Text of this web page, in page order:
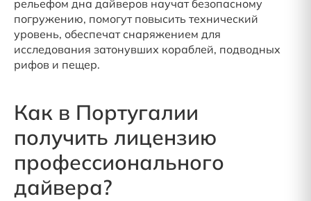
рельефом дна дайверов научат безопасному
погружению, помогут повысить технический
уровень, обеспечат снаряжением для
исследования затонувших кораблей, подводных
рифов и пещер.
Как в Португалии
получить лицензию
профессионального
дайвера?